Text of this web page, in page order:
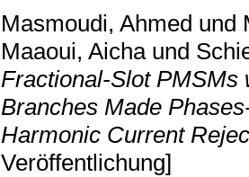
Masmoudi, Ahmed und
Maaoui, Aichaund
Fractional-Slot PMSMs
Branches Made
Harmonic Current
Veröffentlichung]